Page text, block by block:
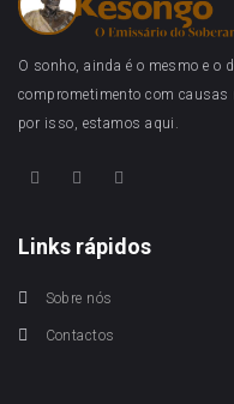
O sonho, ainda é o mesmo e o
comprometimento com causas
por isso, estamos aqui.
Links rápidos
Sobre nós
Contactos